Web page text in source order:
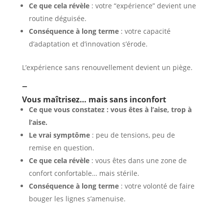
Ce que cela révèle: votre “expérience” devient une
routine déguisée.
Conséquence à long terme: votre capacité
d’adaptation et d’innovation s’érode.
L’expérience sans renouvellement devient un piège.
–
Vous maîtrisez… mais sans inconfort
Ce que vous constatez : vous êtes à l’aise, trop à
l’aise.
Le vrai symptôme: peu de tensions, peu de
remise en question.
Ce que cela révèle: vous êtes dans une zone de
confort confortable… mais stérile.
Conséquence à long terme: votre volonté de faire
bouger les lignes s’amenuise.